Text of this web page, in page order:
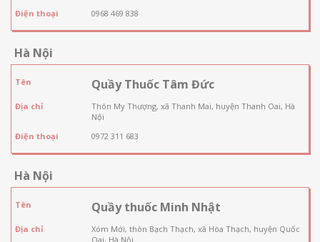
Điện thoại
0968 469 838
Hà Nội
Tên Quầy Thuốc Tâm Đức
Địa chỉ
Thôn My Thượng, xã Thanh Mai, huyện Thanh Oai, Hà
Nội
Điện thoại
0972 311 683
Hà Nội
Tên Quầy thuốc Minh Nhật
Địa chỉ
Xóm Mới, thôn Bạch Thạch, xã Hòa Thạch, huyện Quốc
Oai, Hà Nội